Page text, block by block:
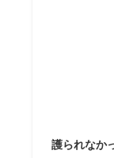
護られなか